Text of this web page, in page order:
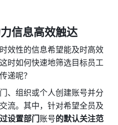
信息高效触达
效性的信息希望能及时高效
时如何快速地筛选目标员工
递呢？
、组织或个人创建账号并分
流。其中，针对希望全员及
设置部门账号的默认关注范